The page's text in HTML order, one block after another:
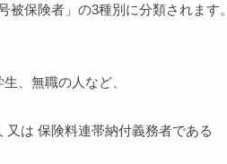
保険者」の3種別に分類されます。
、無職の人など、
は 保険料連帯納付義務者である